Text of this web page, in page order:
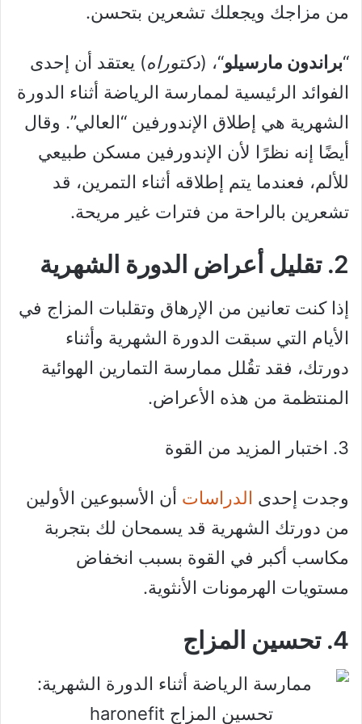
من مزاجك ويجعلك تشعرين بتحسن.
“براندون مارسيلو“، (دكتوراه) يعتقد أن إحدى
الفوائد الرئيسية لممارسة الرياضة أثناء الدورة
الشهرية هي إطلاق الإندورفين “العالي”. وقال
أيضًا إنه نظرًا لأن الإندورفين مسكن طبيعي
للألم، فعندما يتم إطلاقه أثناء التمرين، قد
تشعرين بالراحة من فترات غير مريحة.
2. تقليل أعراض الدورة الشهرية
إذا كنت تعانين من الإرهاق وتقلبات المزاج في
الأيام التي سبقت الدورة الشهرية وأثناء
دورتك، فقد تقُلل ممارسة التمارين الهوائية
المنتظمة من هذه الأعراض.
3. اختبار المزيد من القوة
وجدت إحدى الدراسات أن الأسبوعين الأولين
من دورتك الشهرية قد يسمحان لك بتجربة
مكاسب أكبر في القوة بسبب انخفاض
مستويات الهرمونات الأنثوية.
4. تحسين المزاج